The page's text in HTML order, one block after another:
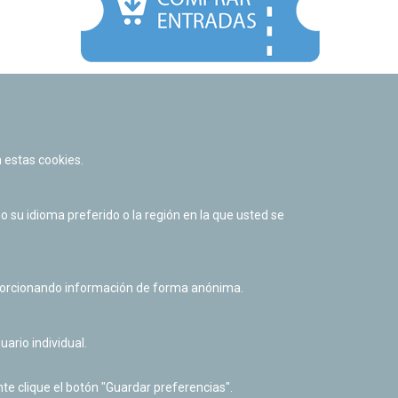
Política de cookies
Derecho de acceso a información pública
cookies.
su idioma preferido o la región en la que usted se
información de forma anónima.
individual.
clique el botón "Guardar preferencias".